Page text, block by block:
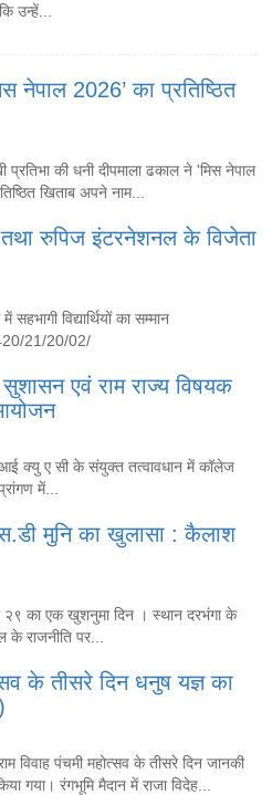
उन्हें...
नेपाल 2026’ का प्रतिष्ठित
की धनी दीपमाला ढकाल ने 'मिस नेपाल
खिताब अपने नाम...
तथा रुपिज इंटरनेशनल के विजेता
सहभागी विद्यार्थियों का सम्मान
21/20/02/
सुशासन एवं राम राज्य विषयक
आई क्यु ए सी के संयुक्त तत्वावधान में कॉलेज
में...
मुनि का खुलासा : कैलाश
का एक खुशनुमा दिन । स्थान दरभंगा के
राजनीति पर...
के तीसरे दिन धनुष यज्ञ का
विवाह पंचमी महोत्सव के तीसरे दिन जानकी
गया। रंगभूमि मैदान में राजा विदेह...